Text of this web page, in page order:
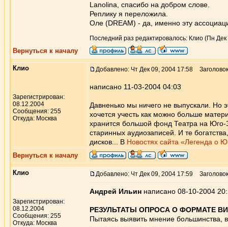
Lanolina, спасибо на добром слове.
Реплику я переложила.
Оле (DREAM) - да, именно эту
Последний раз редактировалось: Клио (Пн
Вернуться к началу
Клио
Зарегистрирован:
08.12.2004
Сообщения: 255
Откуда: Москва
Добавлено: Чт Дек 09, 2004 17:58
написано 11-03-2004 04:03
Давненько мы ничего не выпускали. Но
хочется учесть как можно больше
хранится большой фонд Театра на
старинных аудиозаписей. И те
дисков... В Новостях сайта «Легенда о
Вернуться к началу
Клио
Зарегистрирован:
08.12.2004
Сообщения: 255
Откуда: Москва
Добавлено: Чт Дек 09, 2004 17:59
Андрей Ильин написано 08-10-2004
РЕЗУЛЬТАТЫ ОПРОСА О ФОРМАТЕ
Пытаясь выявить мнение большинства,